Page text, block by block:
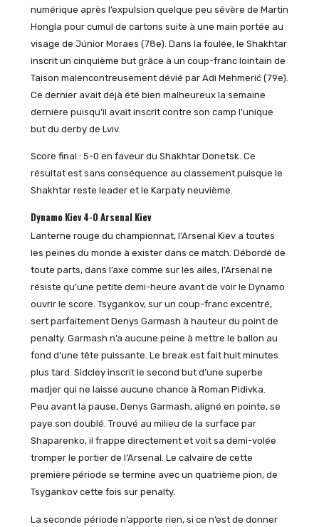
numérique après l’expulsion quelque peu sévère de Martin
Hongla pour cumul de cartons suite à une main portée au
visage de Júnior Moraes (78e). Dans la foulée, le Shakhtar
inscrit un cinquième but grâce à un coup-franc lointain de
Taison malencontreusement dévié par Adi Mehmerić (79e).
Ce dernier avait déjà été bien malheureux la semaine
dernière puisqu’il avait inscrit contre son camp l’unique
but du derby de Lviv.
Score final : 5-0 en faveur du Shakhtar Donetsk. Ce
résultat est sans conséquence au classement puisque le
Shakhtar reste leader et le Karpaty neuvième.
Dynamo Kiev 4-0 Arsenal Kiev
Lanterne rouge du championnat, l’Arsenal Kiev a toutes
les peines du monde à exister dans ce match. Débordé de
toute parts, dans l’axe comme sur les ailes, l’Arsenal ne
résiste qu’une petite demi-heure avant de voir le Dynamo
ouvrir le score. Tsygankov, sur un coup-franc excentré,
sert parfaitement Denys Garmash à hauteur du point de
penalty. Garmash n’a aucune peine à mettre le ballon au
fond d’une tête puissante. Le break est fait huit minutes
plus tard. Sidcley inscrit le second but d’une superbe
madjer qui ne laisse aucune chance à Roman Pidivka.
Peu avant la pause, Denys Garmash, aligné en pointe, se
paye son doublé. Trouvé au milieu de la surface par
Shaparenko, il frappe directement et voit sa demi-volée
tromper le portier de l’Arsenal. Le calvaire de cette
première période se termine avec un quatrième pion, de
Tsygankov cette fois sur penalty.
La seconde période n’apporte rien, si ce n’est de donner